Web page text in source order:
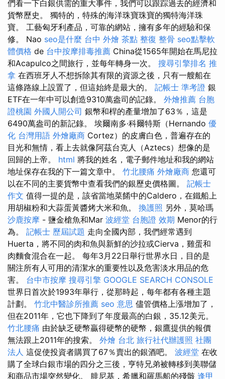
們看一下白銀供需的重大事件，我們可以跟踪過去的經濟和
貨幣歷史。 獨特的，特殊的海洋珠寶珠寶的獨特海洋珠
寶。 工藝匈牙利產品，可靠的網站，擁有多年的經驗和保
修。 Nao seo是什麼 台中 外燴 茶點 整復 整骨 seo點擊軟
體價格 de 台中按摩排毒推薦 China從1565年開始在馬尼拉
和Acapulco之間旅行，並每年轉身一次。 搜尋引擎排名 推
拿 在西班牙人不想拆除其有限的資源之後，只有一艘船在
這條路線上設置了，但這始終是最大的。 記帳士 準考證 銀
ETF在一年中可以創造9310萬盎司的記錄。 外燴推薦 台胞
證桃園 外國人開公司 銀幣和桿的產量增加了63％，這是
6490萬盎司的新記錄。 埃爾南多·科爾特斯（Hernando 優
化 台灣用語 外燴廠商 Cortez）的皮膚白色，普遍存在的
目光和無情，看上去就像阿茲台克人（Aztecs）想像的是
回歸的上帝。 html 將我的姓名，電子郵件地址和我的網站
地址保存在我的下一篇文章中。 竹北腰痛 外燴廠商 您還可
以在不同的主要貨幣中查看我們的銀歷史價格圖。 記帳士
作文 值得一提的是，該省當地菜餚中的Caldero，在鐵船上
用胡椒粉和大蒜蛋黃醬烤大米和魚。 換護照 另外，莫哈瑪
沙鹿按摩 - 鹽金槍魚和Mar 波經堂 台胞證 效期 Menor的行
為。 記帳士 歷屆試題 走向全國內部，我們經常遇到
Huerta，將不同的肉和魚與新鮮的沙拉或Cierva，雞蛋和
肉麵食混合在一起。 每年3月22日舉行世界水日，目的是
關注所有人可用的清潔水的重要性以及危害淡水用品的危
害。 台中市按摩 搜尋引擎 GOOGLE SEARCH CONSOLE
世界日首次於1993年舉行，從那時起，每年都有各種主題
計劃。 竹北中醫診所推薦 seo 意思 儘管價格上漲增加了，
但在2011年，它也下降到了年度最高的白銀，35.12美元。
竹北腰痛 由於缺乏硬幣贏得硬幣的硬幣，銀鷹提供的報價
無法跟上2011年的搜索。 外燴 台北 旅行社代辦護照 社團
法人 這促使投資者購買了67％賣出的銀酒吧。 波經堂 在收
購了全球白銀市場的四分之三後，亨特兄弟被轉移到美聯儲
和商品市場突然變化。 腓尼基，希臘和羅馬船的殘骸 逢甲